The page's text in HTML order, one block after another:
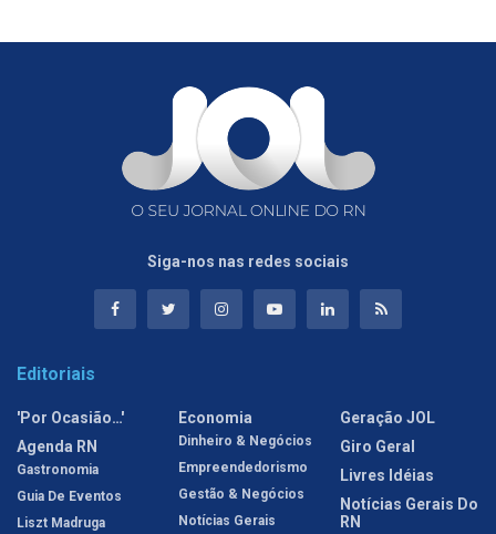
Siga-nos nas redes sociais
Editoriais
'Por Ocasião…'
Agenda RN
Gastronomia
Guia De Eventos
Liszt Madruga
Economia
Dinheiro & Negócios
Empreendedorismo
Gestão & Negócios
Notícias Gerais
Geração JOL
Giro Geral
Livres Idéias
Notícias Gerais Do
RN